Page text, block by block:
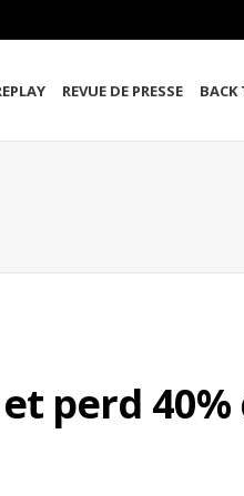
REVUE DE PRESSE BACK
perd 40%